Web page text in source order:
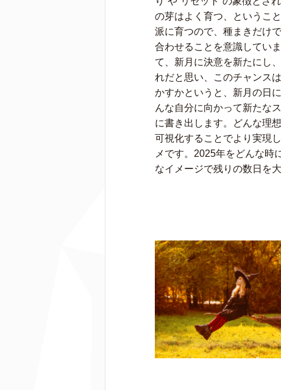
の芽はよく育つ、というこ
派に育つので、種まきだけ
合わせることを意識してい
て、新月に決意を新たにし
れだと思い、このチャンス
かすかというと、新月の日
んな自分に向かって新たな
に書き出します。どんな理
可視化することでより実現
メです。2025年をどんな時
なイメージで残りの数日を